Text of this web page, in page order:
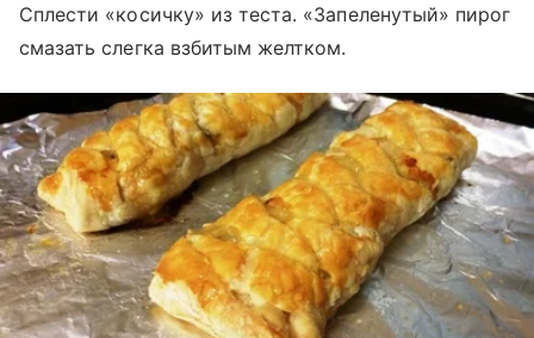
Сплести «косичку» из теста. «Запеленутый» пирог
смазать слегка взбитым желтком.